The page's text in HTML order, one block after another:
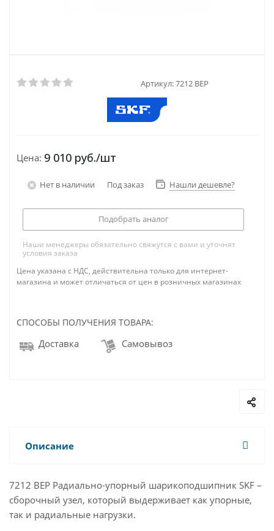
Артикул:7212 BEP
Цена: 9 010 руб./шт
Нет в наличии Под заказ Нашли дешевле?
Подобрать аналог
Наши менеджеры обязательно свяжутся с вами и уточнят
условия заказа
Цена указана с НДС, действительна только для интернет-
магазина и может отличаться от цен в розничных магазинах
СПОСОБЫ ПОЛУЧЕНИЯ ТОВАРА:
Доставка Самовывоз
Описание
7212 BEP Радиально-упорный шарикоподшипник SKF –
сборочный узел, который выдерживает как упорные,
так и радиальные нагрузки.